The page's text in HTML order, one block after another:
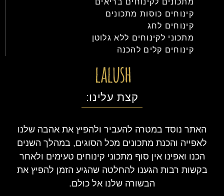
קינוחים כוסות מתכונים
קינוחים לחג
מתכוני לקינוחים ללא גלוטן
קינוחים קלים להכנה
קצת עלינו:
האתר נוסד במטרה להעביר ולהפיץ את אהבה שלנו
לאפייה והכנת מתכונים מכל הסוגים, במהלך השנים
הכנו ואפינו אין סוף מתכוני קינוחים טעימים ולאחר
בקשות רבות הגענו להחלטה שהגיע הזמן להפיץ את
הבשורה שלנו אל כולם.